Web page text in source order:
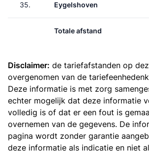
35. Eygelshoven
Totale afstand
Disclaimer: de tariefafstanden op
overgenomen van de
Deze informatie is met zorg
echter mogelijk dat deze informatie
volledig is of dat er een fout is
overnemen van de gegevens. De
pagina wordt zonder garantie
deze informatie als indicatie en niet